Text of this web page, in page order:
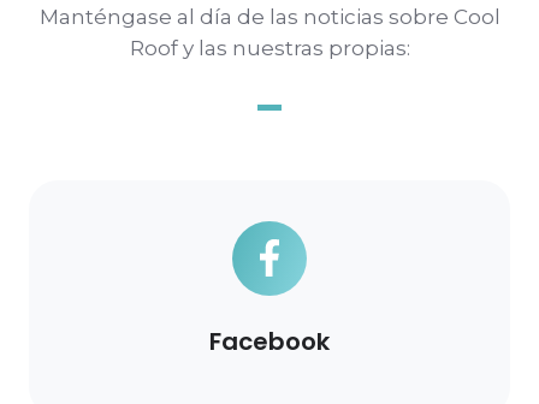
Manténgase al día de las noticias sobre Cool
Roof y las nuestras propias:
Facebook